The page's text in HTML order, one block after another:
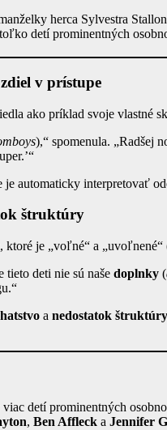
herca Sylvestra
detí prominentných
v prístupe
ako príklad svoje vlastné
),“ spomenula. „Radšej
je automaticky interpretovať
štruktúry
je „voľné“ a „uvoľnené“
tieto deti nie sú naše doplnky (
a nedostatok štruktúry
detí prominentných
, Ben Affleck a Jennifer